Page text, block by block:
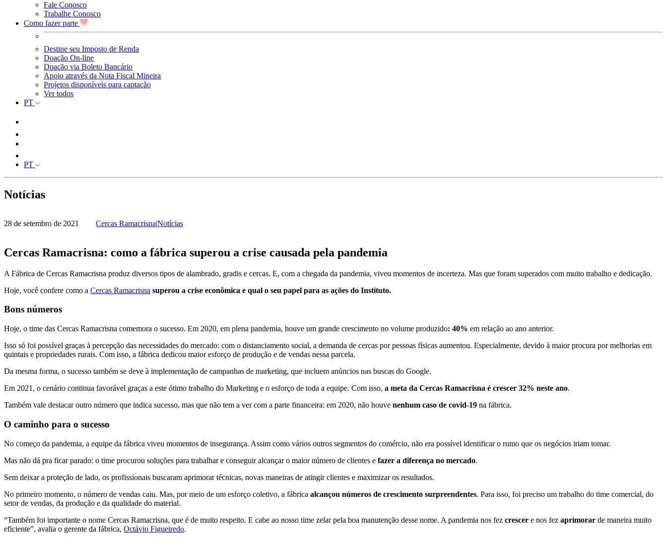
Fale Conosco
Trabalhe Conosco
Como fazer parte
Destine seu Imposto de Renda
Doação On-line
Doação via Boleto Bancário
Apoio através da Nota Fiscal Mineira
Projetos disponíveis para captação
Ver todos
PT
PT
Notícias
28 de setembro de 2021 Cercas Ramacrisna|Notícias
Cercas Ramacrisna: como a fábrica superou a crise causada pela pandemia
A Fábrica de Cercas Ramacrisna produz diversos tipos de alambrado, gradis e cercas. E, com a chegada da pandemia, viveu momentos de incerteza. Mas que foram superados com muito trabalho e dedicação.
Hoje, você confere como a Cercas Ramacrisna superou a crise econômica e qual o seu papel para as ações do Instituto.
Bons números
Hoje, o time das Cercas Ramacrisna comemora o sucesso. Em 2020, em plena pandemia, houve um grande crescimento no volume produzido: 40% em relação ao ano anterior.
Isso só foi possível graças à percepção das necessidades do mercado: com o distanciamento social, a demanda de cercas por pessoas físicas aumentou. Especialmente, devido à maior procura por melhorias em
quintais e propriedades rurais. Com isso, a fábrica dedicou maior esforço de produção e de vendas nessa parcela.
Da mesma forma, o sucesso também se deve à implementação de campanhas de marketing, que incluem anúncios nas buscas do Google.
Em 2021, o cenário continua favorável graças a este ótimo trabalho do Marketing e o esforço de toda a equipe. Com isso, a meta da Cercas Ramacrisna é crescer 32% neste ano.
Também vale destacar outro número que indica sucesso, mas que não tem a ver com a parte financeira: em 2020, não houve nenhum caso de covid-19 na fábrica.
O caminho para o sucesso
No começo da pandemia, a equipe da fábrica viveu momentos de insegurança. Assim como vários outros segmentos do comércio, não era possível identificar o rumo que os negócios iriam tomar.
Mas não dá pra ficar parado: o time procurou soluções para trabalhar e conseguir alcançar o maior número de clientes e fazer a diferença no mercado.
Sem deixar a proteção de lado, os profissionais buscaram aprimorar técnicas, novas maneiras de atingir clientes e maximizar os resultados.
No primeiro momento, o número de vendas caiu. Mas, por meio de um esforço coletivo, a fábrica alcançou números de crescimento surpreendentes. Para isso, foi preciso um trabalho do time comercial, do
setor de vendas, da produção e da qualidade do material.
“Também foi importante o nome Cercas Ramacrisna, que é de muito respeito. E cabe ao nosso time zelar pela boa manutenção desse nome. A pandemia nos fez crescer e nos fez aprimorar de maneira muito
eficiente”, avalia o gerente da fábrica, Octávio Figueiredo.